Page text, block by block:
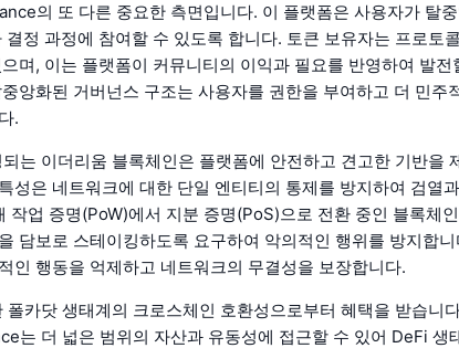
의 또 다른 중요한 측면입니다. 이 플랫폼은 사용자가 탈
결정 과정에 참여할 수 있도록 합니다. 토큰 보유자는 프로토
며, 이는 플랫폼이 커뮤니티의 이익과 필요를 반영하여 발전
앙화된 거버넌스 구조는 사용자를 권한을 부여하고 더 민주
.
는 이더리움 블록체인은 플랫폼에 안전하고 견고한 기반을
성은 네트워크에 대한 단일 엔티티의 통제를 방지하여 검열
작업 증명(PoW)에서 지분 증명(PoS)으로 전환 중인 블록체
담보로 스테이킹하도록 요구하여 악의적인 행위를 방지합
인 행동을 억제하고 네트워크의 무결성을 보장합니다.
폴카닷 생태계의 크로스체인 호환성으로부터 혜택을 받습니
는 더 넓은 범위의 자산과 유동성에 접근할 수 있어 DeFi 생